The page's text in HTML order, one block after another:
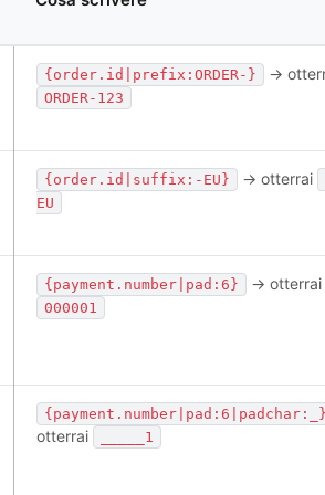
{order.id|prefix:ORDER-} ->
ORDER-123
{order.id|suffix:-EU} -> otterrai
EU
{payment.number|pad:6} -> otterrai
000001
otterrai _____1